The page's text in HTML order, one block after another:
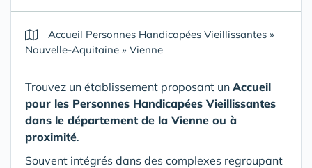
Accueil Personnes Handicapées Vieillissantes »
Nouvelle-Aquitaine » Vienne
Trouvez un établissement proposant un Accueil
pour les Personnes Handicapées Vieillissantes
dans le département de la Vienne ou à
proximité.
Souvent intégrés dans des complexes regroupant